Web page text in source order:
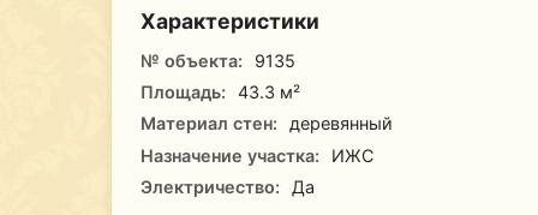
Характеристики
№ объекта:
9135
Площадь:
43.3 м²
Материал стен:
деревянный
Назначение участка:
ИЖС
Электричество:
Да